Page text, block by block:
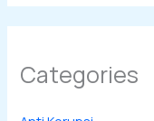
Categories